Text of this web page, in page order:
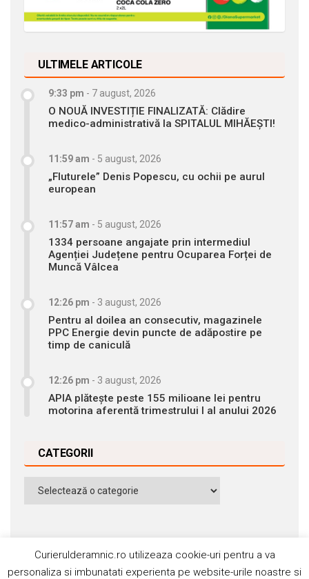
ULTIMELE ARTICOLE
9:33 pm - 7 august, 2026
O NOUĂ INVESTIȚIE FINALIZATĂ: Clădire
medico-administrativă la SPITALUL MIHĂEȘTI!
11:59 am - 5 august, 2026
„Fluturele” Denis Popescu, cu ochii pe aurul
european
11:57 am - 5 august, 2026
1334 persoane angajate prin intermediul
Agenției Județene pentru Ocuparea Forței de
Muncă Vâlcea
12:26 pm - 3 august, 2026
Pentru al doilea an consecutiv, magazinele
PPC Energie devin puncte de adăpostire pe
timp de caniculă
12:26 pm - 3 august, 2026
APIA plătește peste 155 milioane lei pentru
motorina aferentă trimestrului I al anului 2026
CATEGORII
Categorii
Curierulderamnic.ro utilizeaza cookie-uri pentru a va
personaliza si imbunatati experienta pe website-urile noastre si